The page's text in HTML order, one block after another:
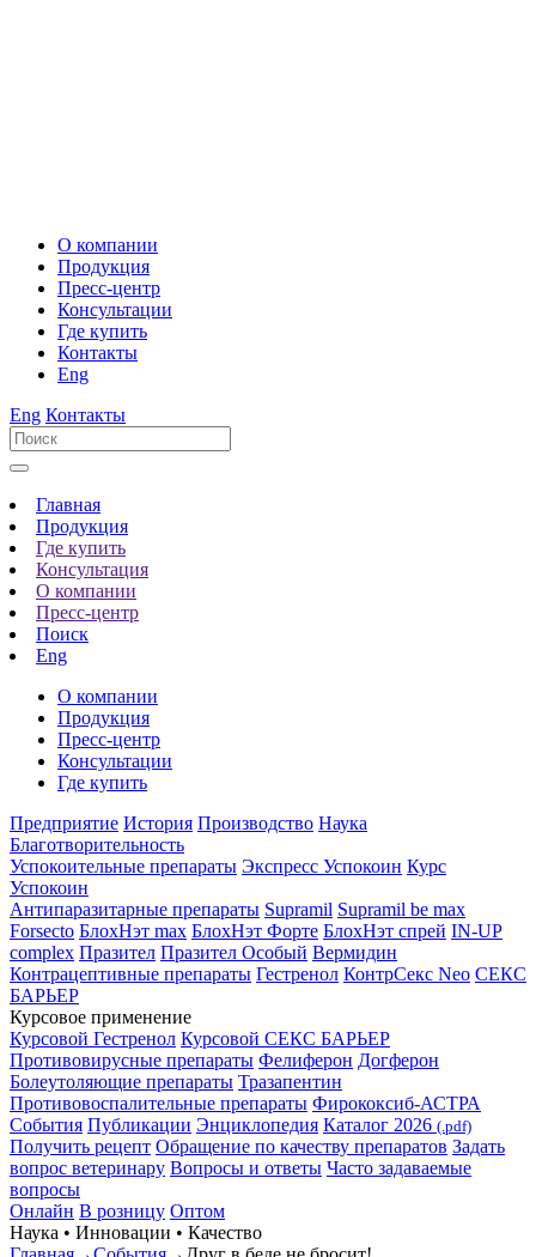
О компании
Продукция
Пресс-центр
Консультации
Где купить
Контакты
Eng
Eng Контакты
Главная
Продукция
Где купить
Консультация
О компании
Пресс-центр
Поиск
Eng
О компании
Продукция
Пресс-центр
Консультации
Где купить
Предприятие История Производство Наука
Благотворительность
Успокоительные препараты Экспресс Успокоин Курс
Успокоин
Антипаразитарные препараты Supramil Supramil be max
Forsecto БлохНэт max БлохНэт Форте БлохНэт спрей IN-UP
complex Празител Празител Особый Вермидин
Контрацептивные препараты Гестренол КонтрСекс Neo СЕКС
БАРЬЕР
Курсовое применение
Курсовой Гестренол Курсовой СЕКС БАРЬЕР
Противовирусные препараты Фелиферон Догферон
Болеутоляющие препараты Тразапентин
Противовоспалительные препараты Фирококсиб-АСТРА
События Публикации Энциклопедия Каталог 2026 (.pdf)
Получить рецепт Обращение по качеству препаратов Задать
вопрос ветеринару Вопросы и ответы Часто задаваемые
вопросы
Онлайн В розницу Оптом
Наука • Инновации • Качество